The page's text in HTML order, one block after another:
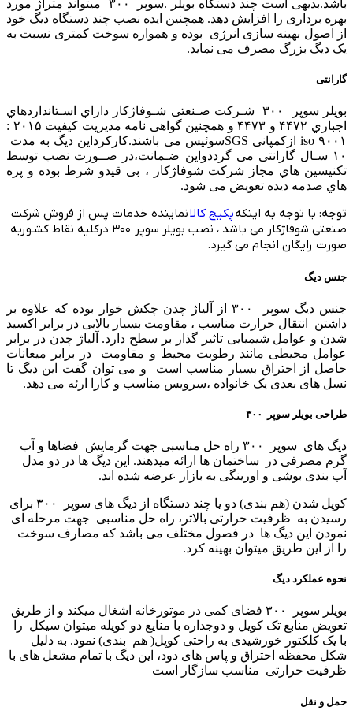
باشد.بدیهی است چند دستگاه بویلر .سوپر ۳۰۰ میتواند متراژ مورد
بهره برداری را افزایش دهد. همچنین ایده نصب چند دستگاه دیگ خود
از اصول بهینه سازی انرژی بوده و همواره سوخت کمتری نسبت به
یک دیگ بزرگ مصرف می نماید.
گارانتی
بویلر سوپر ۳۰۰ شـرکت صـنعتی شـوفاژکار داراي اسـتانداردهاي
اجباري ۴۴۷۲ و ۴۴۷۳ و همچنین گواهی نامه مدیریت کیفیت ۲۰۱۵ :
۹۰۰۱ iso ازکمپانی SGSسوئیس می باشند.کارکرداین دیگ به مدت
۱۰ سـال گارانتی می گرددواین ضـمانت،در صــورت نصب توسط
تکنیسین هاي مجاز شرکت شوفاژکار ، بی قیدو شرط بوده و پره
هاي صدمه دیده تعویض می شود.
توجه: با توجه به اینکهپکیج کالانماینده خدمات پس از فروش شرکت
صنعتی شوفاژکار می باشد ، نصب بویلر سوپر ۳۰۰ درکلیه نقاط کشـوربه
صورت رایگان انجام می گیرد.
جنس دیگ
جنس دیگ سوپر ۳۰۰ از آلیاژ چدن چکش خوار بوده که علاوه بر
داشتن انتقال حرارت مناسب ، مقاومت بسیار بالایی در برابر اکسید
شدن و عوامل شیمیایی تاثیر گذار بر سطح دارد. آلیاژ چدن در برابر
عوامل محیطی مانند رطوبت محیط و مقاومت در برابر میعانات
حاصل از احتراق بسیار مناسب است و می توان گفت این دیگ تا
نسل های بعدی یک خانواده ،سرویس مناسب و کارا ارئه می دهد.
طراحی بویلر سوپر ۳۰۰
دیگ های سوپر ۳۰۰ راه حل مناسبی جهت گرمایش فضاها و آب
گرم مصرفی در ساختمان ها ارائه میدهند. این دیگ ها در دو مدل
آب بندی بوشی و اورینگی به بازار عرضه شده اند.
کوپل شدن (هم بندی) دو یا چند دستگاه از دیگ های سوپر ۳۰۰ برای
رسیدن به ظرفیت حرارتی بالاتر، راه حل مناسبی جهت مرحله ای
نمودن این دیگ ها در فصول مختلف می باشد که مصارف سوخت
را از این طریق میتوان بهینه کرد.
نحوه عملکرد دیگ
بویلر سوپر ۳۰۰ فضای کمی در موتورخانه اشغال میکند و از طریق
تعویض منابع تک کویل و دوجداره با منایع دو کویله میتوان سیکل را
با یک کلکتور خورشیدی به راحتی کوپل( هم بندی) نمود. به دلیل
شکل محفظه احتراق و پاس های دود، این دیگ با تمام مشعل های با
ظرفیت حرارتی مناسب سازگار است
حمل و نقل